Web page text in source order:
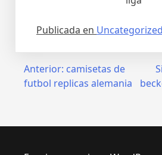
Publicada en Uncategorized
Navegación
Anterior: camisetas de
futbol replicas alemania